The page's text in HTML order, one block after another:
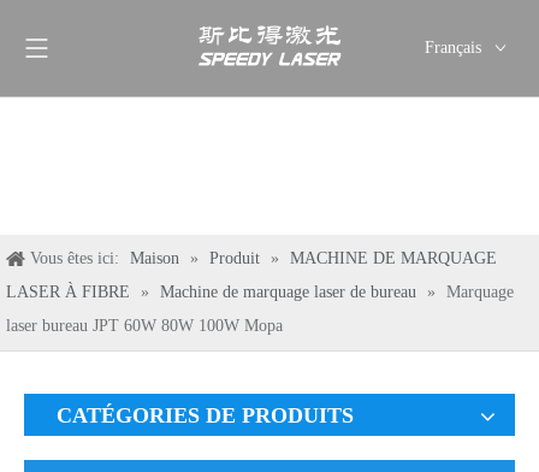
Français
Deutsch
Italiano
Vous êtes ici: Maison » Produit »
MACHINE DE MARQUAGE
LASER À FIBRE
» Machine de marquage laser de bureau »
Marquage
laser bureau JPT 60W 80W 100W Mopa
CATÉGORIES DE PRODUITS